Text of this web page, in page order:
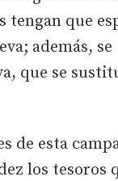
tengan que
además, se
que se
de esta
los tesoros